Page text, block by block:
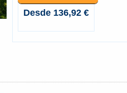
Desde 136,92 €